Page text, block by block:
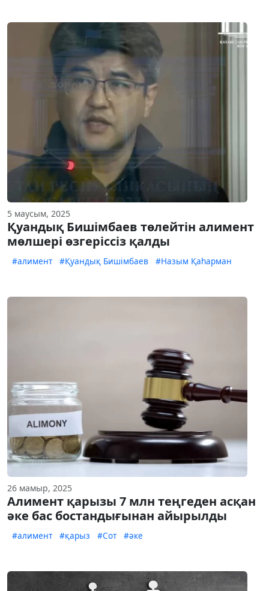
5 маусым, 2025
Қуандық Бишімбаев төлейтін алимент
мөлшері өзгеріссіз қалды
#алимент #Қуандық Бишімбаев #Назым Қаһарман
26 мамыр, 2025
Алимент қарызы 7 млн теңгеден асқан
әке бас бостандығынан айырылды
#алимент #қарыз #Сот #әке